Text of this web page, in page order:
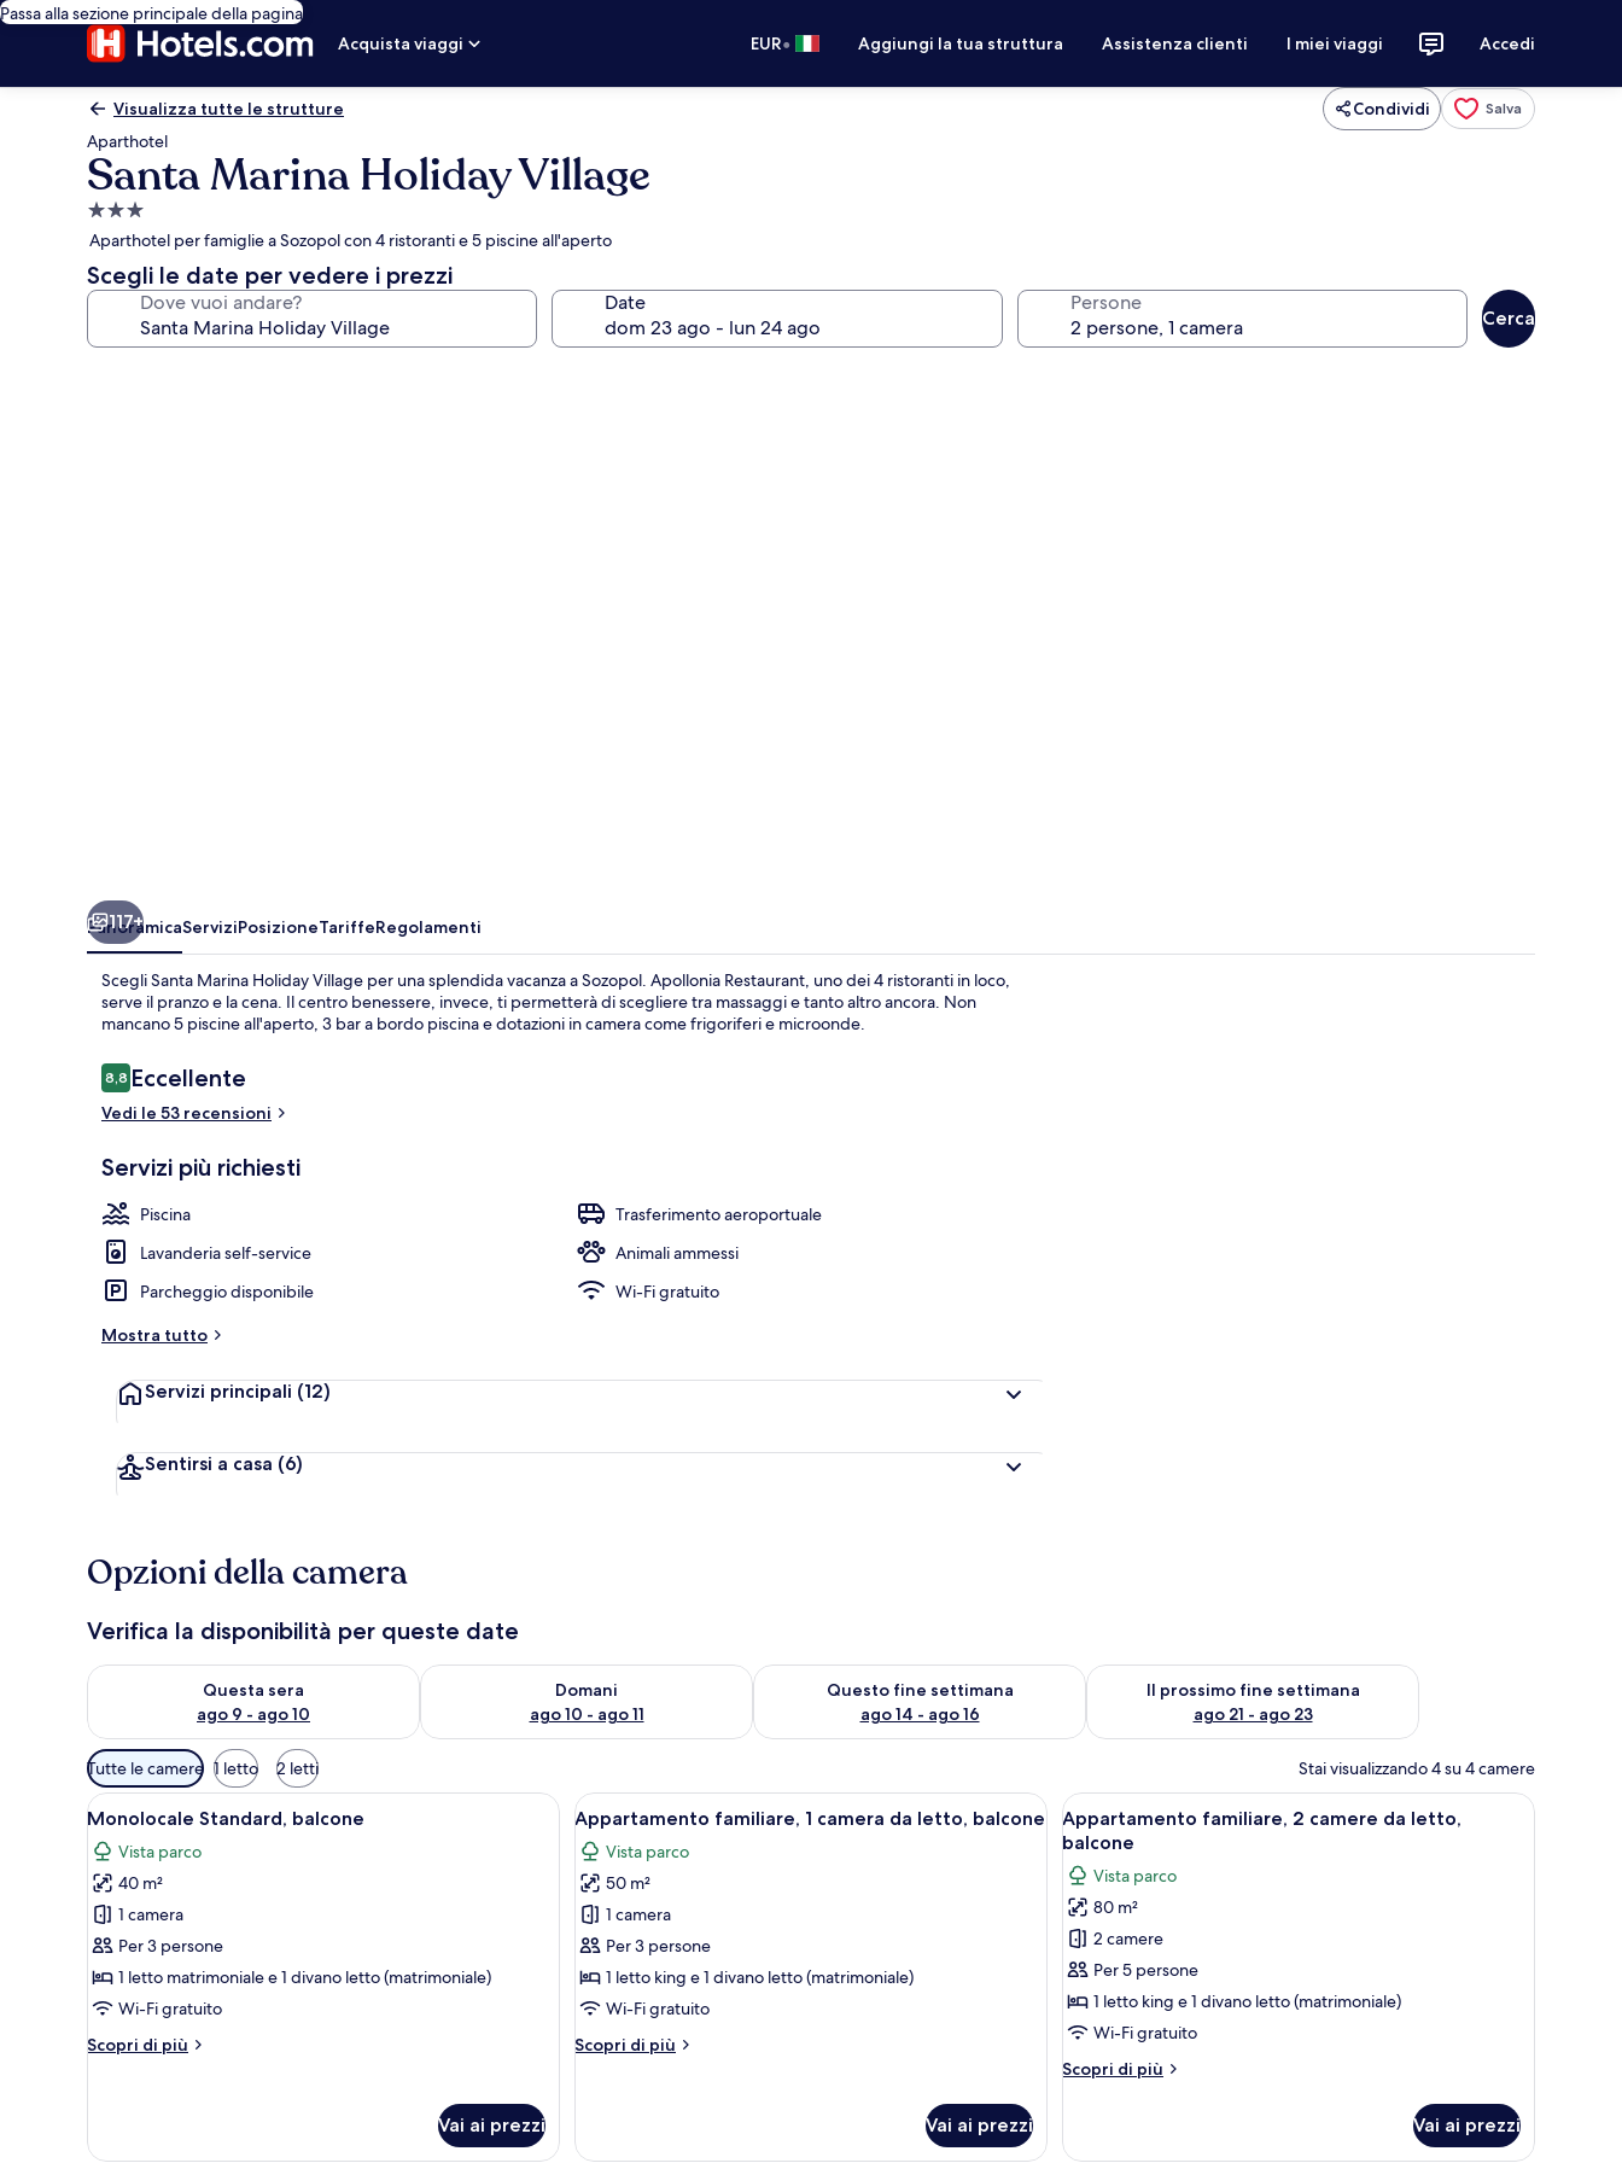
Passa alla sezione principale della pagina
Acquista viaggi
EUR• Aggiungi la tua struttura Assistenza clienti I miei viaggi Accedi
Visualizza tutte le strutture Condividi Salva
Aparthotel
Santa Marina Holiday Village
Struttura
a
3.0
stelle
Aparthotel per famiglie a Sozopol con 4 ristoranti e 5 piscine all'aperto
Scegli le date per vedere i prezzi
Dove vuoi andare? Date Persone
Cerca
117+
PanoramicaServiziPosizioneTariffeRegolamenti
Scegli Santa Marina Holiday Village per una splendida vacanza a Sozopol. Apollonia Restaurant, uno dei 4 ristoranti in loco,
serve il pranzo e la cena. Il centro benessere, invece, ti permetterà di scegliere tra massaggi e tanto altro ancora. Non
mancano 5 piscine all'aperto, 3 bar a bordo piscina e dotazioni in camera come frigoriferi e microonde.
Recensioni
8,88,8 su 10
Eccellente
Vedi le 53 recensioni
Servizi più richiesti
Piscina
Trasferimento aeroportuale
Lavanderia self-service
Animali ammessi
Parcheggio disponibile
Wi-Fi gratuito
Mostra tutto
Servizi principali (12)
Sentirsi a casa (6)
Opzioni della camera
Verifica la disponibilità per queste date
Questa sera
ago 9 - ago 10
Verifica la disponibilità per questa sera, ago 9 - ago 10
Domani
ago 10 - ago 11
Verifica la disponibilità per domani, ago 10 - ago 11
Questo fine settimana
ago 14 - ago 16
Verifica la disponibilità per questo fine settimana, ago 14 - ago 16
Il prossimo fine settimana
ago 21 - ago 23
Verifica la disponibilità per il prossimo fine settimana, ago 21
Filtri
disponibili
per
le
camere
Tutte le camere 1 letto 2 letti Stai visualizzando 4 su 4 camere
Apri
tutte
le
foto
per
Monolocale
Standard,
balcone
Camera d'albergo con un letto grande, una scrivania con una sedia, un tavolo da pranzo con sedie e un divano.
6
Monolocale Standard, balcone
Vista parco
40 m²
1 camera
Per 3 persone
1 letto matrimoniale e 1 divano letto (matrimoniale)
Wi-Fi gratuito
Scopri di più
Altri
balcone
Vai ai prezzi
Apri
tutte
le
foto
per
Appartamento
familiare,
1
camera
da
Un soggiorno moderno con una televisione a schermo piatto, un mobiletto in legno, un divano, un tavolino da
8
Appartamento familiare, 1 camera da letto, balcone
Vista parco
50 m²
1 camera
Per 3 persone
1 letto king e 1 divano letto (matrimoniale)
Wi-Fi gratuito
Scopri di più
Altri
1
Vai ai prezzi
Apri
tutte
le
foto
per
Appartamento
familiare,
2
camere
letto,
Un soggiorno moderno con divano, tavolo
11
Appartamento familiare, 2 camere da letto,
balcone
Vista parco
80 m²
2 camere
Per 5 persone
1 letto king e 1 divano letto (matrimoniale)
Wi-Fi gratuito
Scopri di più
Altri
familiare,
Vai ai prezzi